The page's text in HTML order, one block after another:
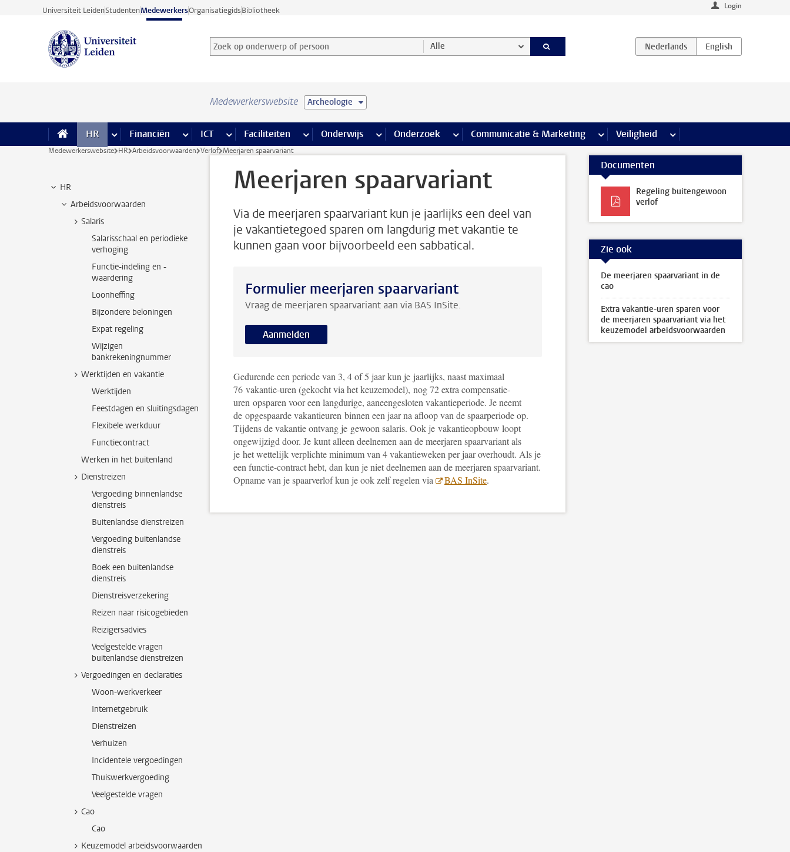
Ga direct naar de inhoud
Universiteit LeidenStudentenMedewerkersOrganisatiegidsBibliotheek Login
Zoek op onderwerp of persoon en selecteer categorie
Zoekterm Alle
Medewerkerswebsite Archeologie
HR meer HR pagina’s
Financiën meer Financiën pagina’s
ICT meer ICT pagina’s
Faciliteiten meer Faciliteiten pagina’s
Onderwijs meer Onderwijs pagina’s
Onderzoek meer Onderzoek pagina’s
Communicatie & Marketing meer Communicatie & Marketing pagina’s
Veiligheid meer Veiligheid pagina’s
Medewerkerswebsite HR Arbeidsvoorwaarden Verlof Meerjaren spaarvariant
HR
Arbeidsvoorwaarden
Salaris
Salarisschaal en periodieke
verhoging
Functie-indeling en -
waardering
Loonheffing
Bijzondere beloningen
Expat regeling
Wijzigen
bankrekeningnummer
Werktijden en vakantie
Werktijden
Feestdagen en sluitingsdagen
Flexibele werkduur
Functiecontract
Werken in het buitenland
Dienstreizen
Vergoeding binnenlandse
dienstreis
Buitenlandse dienstreizen
Vergoeding buitenlandse
dienstreis
Boek een buitenlandse
dienstreis
Dienstreisverzekering
Reizen naar risicogebieden
Reizigersadvies
Veelgestelde vragen
buitenlandse dienstreizen
Vergoedingen en declaraties
Woon-werkverkeer
Internetgebruik
Dienstreizen
Verhuizen
Incidentele vergoedingen
Thuiswerkvergoeding
Veelgestelde vragen
Cao
Cao
Keuzemodel arbeidsvoorwaarden
Meerjaren spaarvariant
Via de meerjaren spaarvariant kun je jaarlijks een deel van
je vakantietegoed sparen om langdurig met vakantie te
kunnen gaan voor bijvoorbeeld een sabbatical.
Formulier meerjaren spaarvariant
Vraag de meerjaren spaarvariant aan via BAS InSite.
Aanmelden
Gedurende een periode van 3, 4 of 5 jaar kun je jaarlijks, naast maximaal
76 vakantie-uren (gekocht via het keuzemodel), nog 72 extra compensatie-
uren opsparen voor een langdurige, aaneengesloten vakantieperiode. Je neemt
de opgespaarde vakantieuren binnen een jaar na afloop van de spaarperiode op.
Tijdens de vakantie ontvang je gewoon salaris. Ook je vakantieopbouw loopt
ongewijzigd door. Je kunt alleen deelnemen aan de meerjaren spaarvariant als
je het wettelijk verplichte minimum van 4 vakantieweken per jaar overhoudt. Als je
een functie-contract hebt, dan kun je niet deelnemen aan de meerjaren spaarvariant.
Opname van je spaarverlof kun je ook zelf regelen via
BAS InSite.
Documenten
Regeling buitengewoon
verlof
Zie ook
De meerjaren spaarvariant in de
cao
Extra vakantie-uren sparen voor
de meerjaren spaarvariant via het
keuzemodel arbeidsvoorwaarden